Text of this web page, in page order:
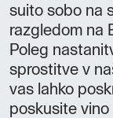
suito sobo na
razgledom na
Poleg
sprostitve v
vas lahko
poskusite vino